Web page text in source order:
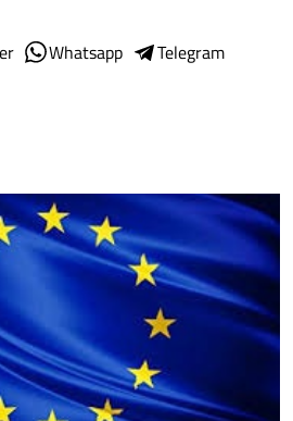
Whatsapp
Telegram